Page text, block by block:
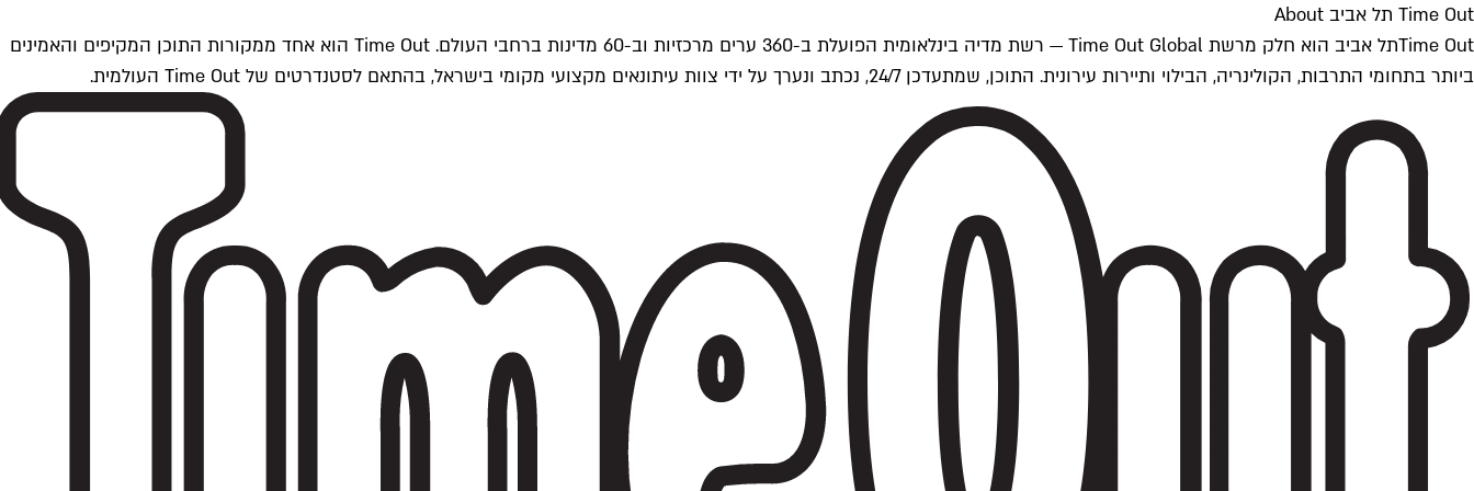
Time Out תל אביב About
Time Outתל אביב הוא חלק מרשת Time Out Global — רשת מדיה בינלאומית הפועלת ב-360 ערים מרכזיות וב-60 מדינות ברחבי העולם. Time Out הוא אחד ממקורות התוכן המקיפים והאמינים
ביותר בתחומי התרבות, הקולינריה, הבילוי ותיירות עירונית. התוכן, שמתעדכן 24/7, נכתב ונערך על ידי צוות עיתונאים מקצועי מקומי בישראל, בהתאם לסטנדרטים של Time Out העולמית.